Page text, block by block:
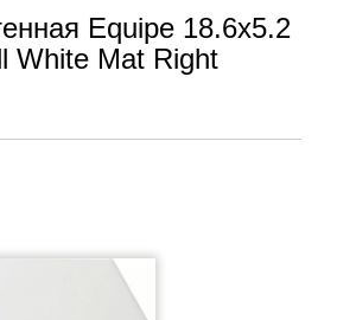
Equipe 18.6x5.2
White Mat Right